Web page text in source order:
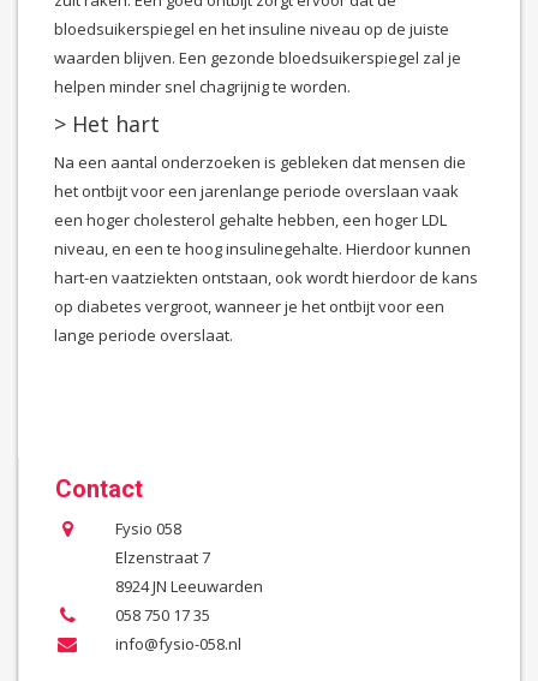
bloedsuikerspiegel en het insuline niveau op de juiste
waarden blijven. Een gezonde bloedsuikerspiegel zal je
helpen minder snel chagrijnig te worden.
> Het hart
Na een aantal onderzoeken is gebleken dat mensen die
het ontbijt voor een jarenlange periode overslaan vaak
een hoger cholesterol gehalte hebben, een hoger LDL
niveau, en een te hoog insulinegehalte. Hierdoor kunnen
hart-en vaatziekten ontstaan, ook wordt hierdoor de kans
op diabetes vergroot, wanneer je het ontbijt voor een
lange periode overslaat.
Contact
Fysio 058
Elzenstraat 7
8924 JN Leeuwarden
058 750 17 35
info@fysio-058.nl